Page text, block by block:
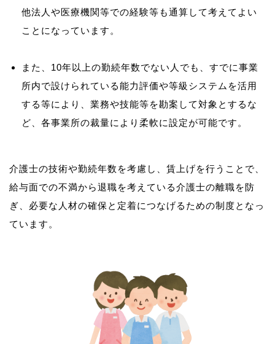
他法人や医療機関等での経験等も通算して考えてよい
ことになっています。
また、10年以上の勤続年数でない人でも、すでに事業
所内で設けられている能力評価や等級システムを活用
する等により、業務や技能等を勘案して対象とするな
ど、各事業所の裁量により柔軟に設定が可能です。
介護士の技術や勤続年数を考慮し、賃上げを行うことで、
給与面での不満から退職を考えている介護士の離職を防
ぎ、必要な人材の確保と定着につなげるための制度となっ
ています。